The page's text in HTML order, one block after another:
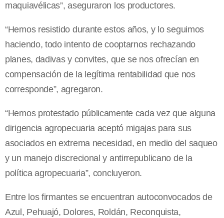
maquiavélicas”, aseguraron los productores.
“Hemos resistido durante estos años, y lo seguimos
haciendo, todo intento de cooptarnos rechazando
planes, dadivas y convites, que se nos ofrecían en
compensación de la legítima rentabilidad que nos
corresponde”, agregaron.
“Hemos protestado públicamente cada vez que alguna
dirigencia agropecuaria aceptó migajas para sus
asociados en extrema necesidad, en medio del saqueo
y un manejo discrecional y antirrepublicano de la
política agropecuaria”, concluyeron.
Entre los firmantes se encuentran autoconvocados de
Azul, Pehuajó, Dolores, Roldán, Reconquista,